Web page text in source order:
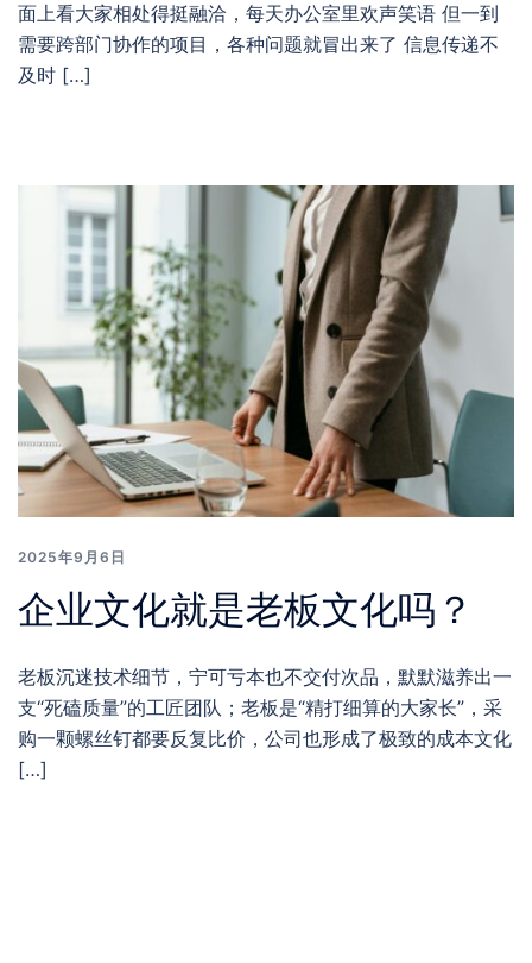
面上看大家相处得挺融洽，每天办公室里欢声笑语 但一到
需要跨部门协作的项目，各种问题就冒出来了 信息传递不
及时 […]
2025年9月6日
企业文化就是老板文化吗？
老板沉迷技术细节，宁可亏本也不交付次品，默默滋养出一
支“死磕质量”的工匠团队；老板是“精打细算的大家长”，采
购一颗螺丝钉都要反复比价，公司也形成了极致的成本文化
[…]